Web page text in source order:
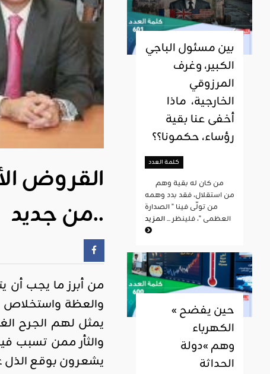
القروض
من جديد..
من أبرز ما يجب أن
والعظة واستخلاص
يمثل لهم الجرح
والثأر ممن تسبب
يشعرون بوقع
بين مسئول الباجي
الكبير، وغرف
المرزوقي
الخارجية، ماذا
أخفى عنا بقية
رؤساء، حكمونا؟؟
كلمة العدد
من استقلال، فقد بدد وهمه
من تولّى فينا " الصدارة
العظمى "، فلينظر ...المزيد
« حين يفضح
الكهرباء
وهم »دولة
الحداثة